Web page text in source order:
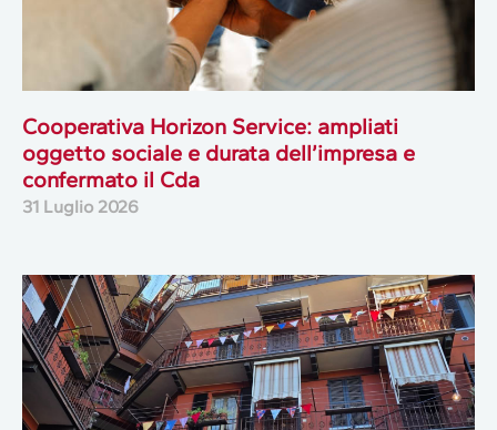
Cooperativa Horizon Service: ampliati
oggetto sociale e durata dell’impresa e
confermato il Cda
31 Luglio 2026